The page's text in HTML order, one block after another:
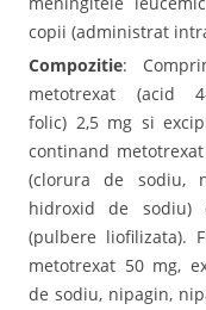
copii (administrat
Compozitie:
metotrexat (acid 4-
folic) 2,5 mg si
continand
(clorura de sodiu,
hidroxid de
(pulbere liofilizata).
metotrexat 50 mg,
de sodiu, nipagin,